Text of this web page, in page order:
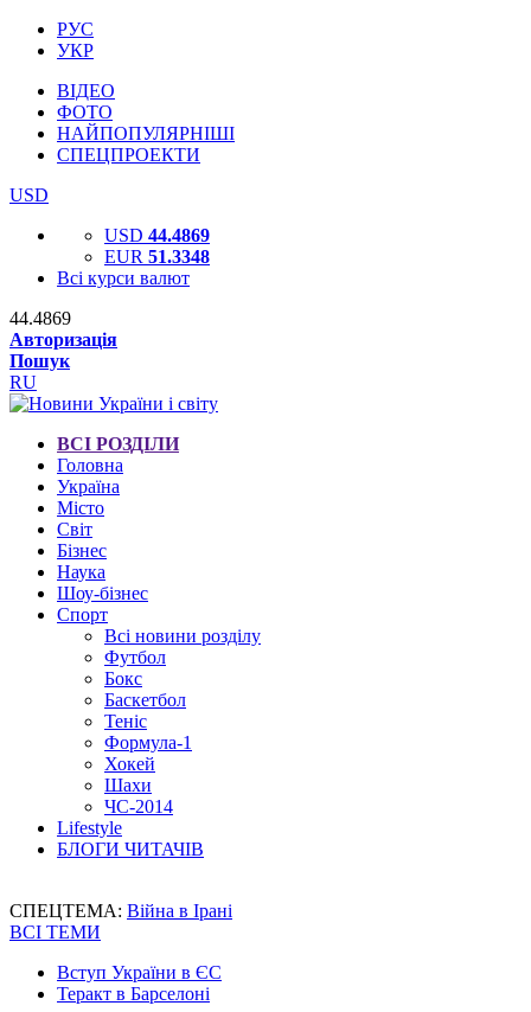
РУС
УКР
ВІДЕО
ФОТО
НАЙПОПУЛЯРНІШІ
СПЕЦПРОЕКТИ
USD
USD 44.4869
EUR 51.3348
Всі курси валют
44.4869
Авторизація
Пошук
RU
ВСІ РОЗДІЛИ
Головна
Україна
Місто
Світ
Бізнес
Наука
Шоу-бізнес
Спорт
Всі новини розділу
Футбол
Бокс
Баскетбол
Теніс
Формула-1
Хокей
Шахи
ЧС-2014
Lifestyle
БЛОГИ ЧИТАЧІВ
СПЕЦТЕМА: Війна в Ірані
ВСІ ТЕМИ
Вступ України в ЄС
Теракт в Барселоні